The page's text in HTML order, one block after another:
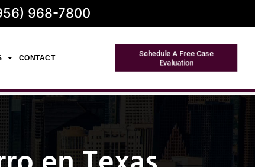
968-7800
CONTACT
Schedule A Free Case
Evaluation